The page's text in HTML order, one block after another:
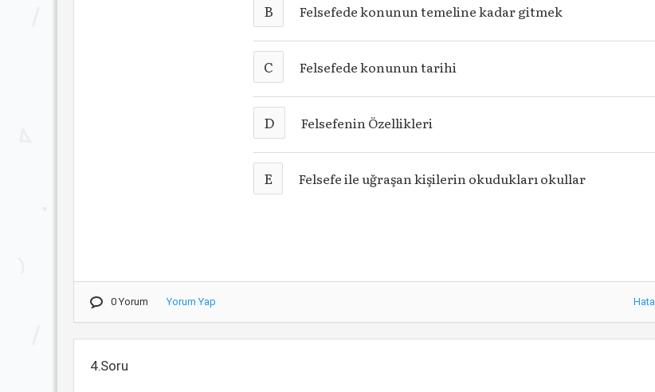
B Felsefede konunun temeline kadar gitmek
C Felsefede konunun tarihi
D Felsefenin Özellikleri
E Felsefe ile uğraşan kişilerin okudukları okullar
0 Yorum Yorum Yap
4.Soru